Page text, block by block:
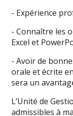
- Expérience
- Connaître les
Excel et
- Avoir de
orale et écrite
sera un
L’Unité de
admissibles à